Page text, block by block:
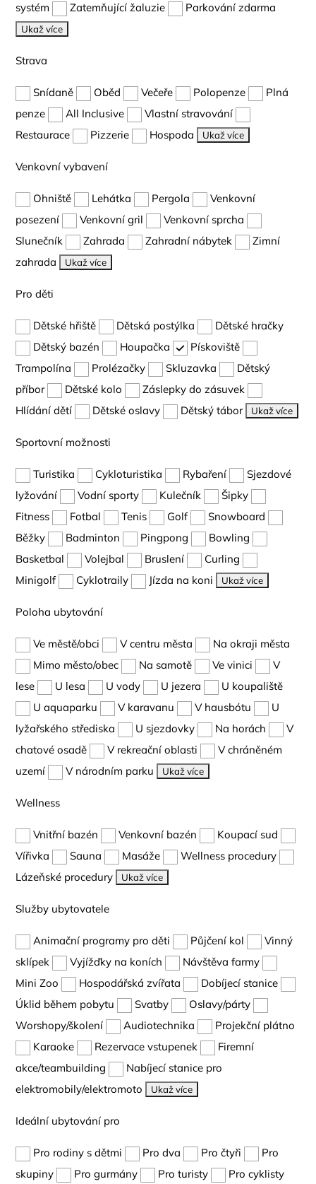
systém
Zatemňující žaluzie Parkování zdarma
Ukaž více
Strava
Snídaně Oběd Večeře Polopenze
Plná
penze
All Inclusive
Vlastní stravování
Restaurace
Pizzerie Hospoda Ukaž více
Venkovní vybavení
Ohniště Lehátka Pergola
Venkovní
posezení
Venkovní gril
Venkovní sprcha
Slunečník
Zahrada Zahradní nábytek
Zimní
zahrada
Ukaž více
Pro děti
Dětské hřiště Dětská postýlka
Dětské hračky
Dětský bazén
Houpačka
Pískoviště
Trampolína
Prolézačky Skluzavka
Dětský
příbor
Dětské kolo
Záslepky do zásuvek
Hlídání dětí
Dětské oslavy Dětský tábor Ukaž více
Sportovní možnosti
Turistika Cykloturistika Rybaření
Sjezdové
lyžování
Vodní sporty Kulečník
Šipky
Fitness
Fotbal Tenis Golf
Snowboard
Běžky
Badminton Pingpong
Bowling
Basketbal
Volejbal Bruslení
Curling
Minigolf
Cyklotraily Jízda na koni Ukaž více
Poloha ubytování
Ve městě/obci V centru města
Na okraji města
Mimo město/obec
Na samotě Ve vinici
V
lese
U lesa U vody U jezera
U koupaliště
U aquaparku
V karavanu V hausbótu
U
lyžařského střediska
U sjezdovky Na horách
V
chatové osadě
V rekreační oblasti
V chráněném
uzemí
V národním parku Ukaž více
Wellness
Vnitřní bazén Venkovní bazén
Koupací sud
Vířivka
Sauna Masáže
Wellness procedury
Lázeňské procedury
Ukaž více
Služby ubytovatele
Animační programy pro děti Půjčení kol
Vinný
sklípek
Vyjížďky na koních
Návštěva farmy
Mini Zoo
Hospodářská zvířata
Dobíjecí stanice
Úklid během pobytu
Svatby
Oslavy/párty
Worshopy/školení
Audiotechnika
Projekční plátno
Karaoke
Rezervace vstupenek
Firemní
akce/teambuilding
Nabíjecí stanice pro
elektromobily/elektromoto
Ukaž více
Ideální ubytování pro
Pro rodiny s dětmi Pro dva Pro čtyři
Pro
skupiny
Pro gurmány Pro turisty Pro cyklisty